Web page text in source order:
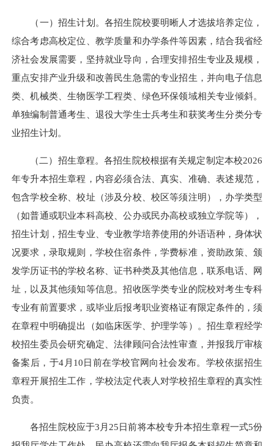
（一）招生计划。各招生院校要明晰人才选拔培养定位，
综合考虑高校定位、教学质量和办学条件等因素，结合我省经
济社会发展需要，坚持就业导向，合理安排招生专业及规模，
重点安排产业升级和改善民生急需的专业招生，并向电子信息
类、机械类、生物医学工程类、绿色环保领域相关专业倾斜。
单独编制普通考生、退役大学生士兵考生和获奖考生分类分专
业招生计划。
（二）招生章程。各招生院校根据有关规定制定本校2026
年专升本招生章程，内容必须合法、真实、准确、表述规范，
包含学校全称、校址（涉及分校、校区等须注明），办学类型
（如普通或职业本科高校、公办或民办高校或独立学院等），
招生计划，招生专业、专业教学培养使用的外语语种，身体状
况要求，录取规则，学校住宿条件，学费标准，资助政策、颁
发学历证书的学校名称、证书种类及其他信息，联系电话、网
址，以及其他须知等信息。招收医学类专业的院校对考生专科
专业有前置要求，或毕业后报考职业资格证有限定条件的，须
在章程中明确提出（如临床医学、护理学等）。招生章程经学
校招生委员会研究确定、法律顾问合法性审查，并报我厅审核
备案后，于4月10日前在学校官网向社会发布。学校依据招生
章程开展招生工作，学校法定代表人对学校招生章程的真实性
负责。
各招生院校应于3月25日前将本校专升本招生章程一式5份